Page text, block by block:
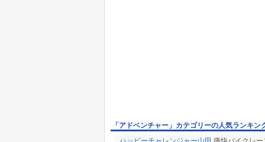
「アドベンチャー」カテゴリーの人気ランキン